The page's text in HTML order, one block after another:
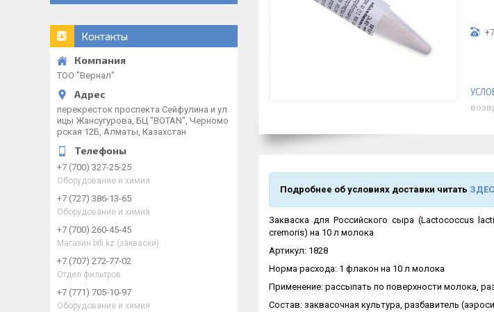
Подробнее об условиях доставки читать
Закваска для Российского сыра (Lactococcus
сremoris) на 10 л молока
Артикул: 1828
Норма расхода: 1 флакон на 10 л молока
Применение: рассыпать по поверхности молока,
Состав: заквасочная культура, разбавитель
Контакты
ТОО "Вернал"
перекресток проспекта Сейфулина и ул
ицы Жансугурова, БЦ "BOTAN", Черномо
рская 12Б, Алматы, Казахстан
+7 (700) 327-25-25
Оборудование и химия
+7 (727) 386-13-65
Оборудование и химия
+7 (700) 260-45-45
Магазин bifi.kz (закваски)
+7 (707) 272-77-02
Отдел фильтров
+7 (771) 705-10-97
Оборудование и химия